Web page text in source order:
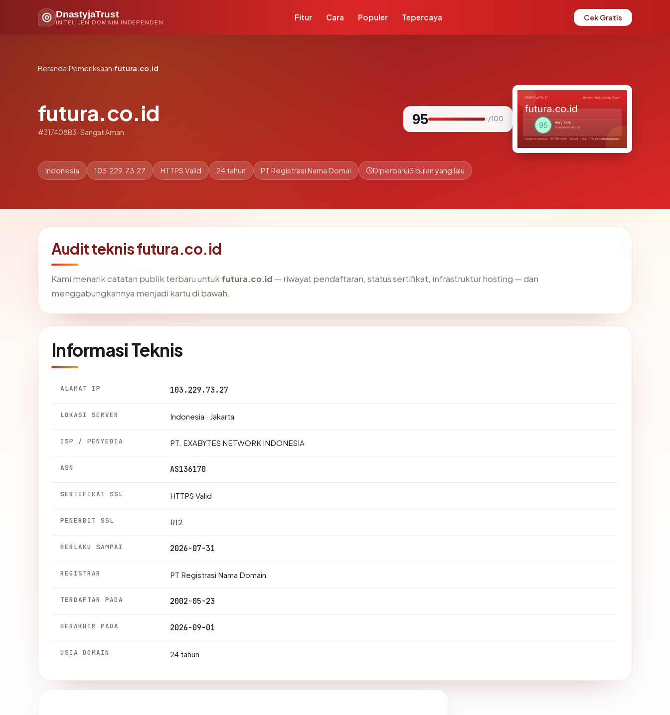
DnastyjaTrust
INTELIJEN DOMAIN INDEPENDEN
Fitur Cara Populer Tepercaya Cek Gratis
Beranda›Pemeriksaan›futura.co.id
futura.co.id
#317408B3 · Sangat Aman
95 / 100
Indonesia 103.229.73.27 HTTPS Valid 24 tahun PT Registrasi Nama Domai Diperbarui3 bulan yang lalu
Audit teknis futura.co.id
Kami menarik catatan publik terbaru untuk futura.co.id — riwayat pendaftaran, status sertifikat, infrastruktur hosting — dan
menggabungkannya menjadi kartu di bawah.
Informasi Teknis
ALAMAT IP 103.229.73.27
LOKASI SERVER Indonesia · Jakarta
ISP / PENYEDIA PT. EXABYTES NETWORK INDONESIA
ASN AS136170
SERTIFIKAT SSL HTTPS Valid
PENERBIT SSL R12
BERLAKU SAMPAI 2026-07-31
REGISTRAR PT Registrasi Nama Domain
TERDAFTAR PADA 2002-05-23
BERAKHIR PADA 2026-09-01
USIA DOMAIN 24 tahun